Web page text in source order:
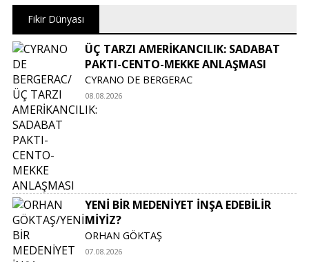
Fikir Dünyası
ÜÇ TARZI AMERİKANCILIK: SADABAT
PAKTI-CENTO-MEKKE ANLAŞMASI
CYRANO DE BERGERAC
08.08.2026
YENİ BİR MEDENİYET İNŞA EDEBİLİR
MİYİZ?
ORHAN GÖKTAŞ
07.08.2026